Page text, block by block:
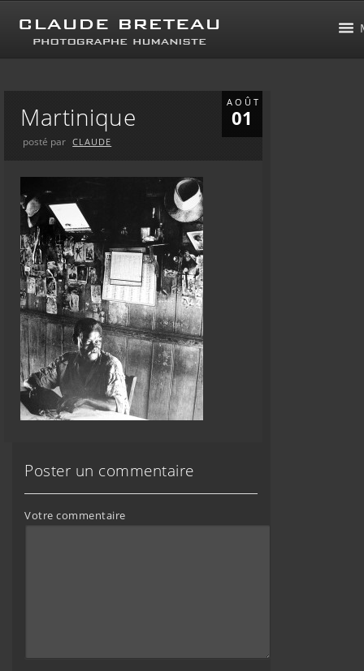
AOÛT
01
Martinique
posté par CLAUDE
Poster un commentaire
Votre commentaire